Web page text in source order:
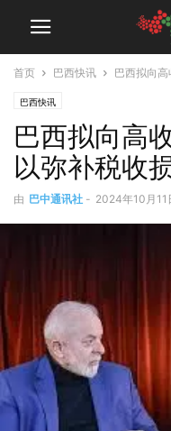
首页 巴西快讯 巴西拟向
巴西快讯
巴西拟向高
以弥补税收
由 巴中通讯社 - 2024年10月11